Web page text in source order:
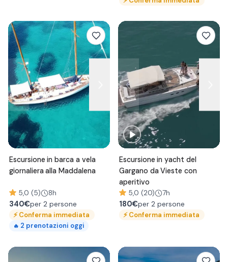
Escursione in barca a vela
giornaliera alla Maddalena
5,0 (5) 8h
340€per 2 persone
⚡Conferma immediata
🔥 2 prenotazioni oggi
Escursione in yacht del
Gargano da Vieste con
aperitivo
5,0 (20) 7h
180€per 2 persone
⚡Conferma immediata